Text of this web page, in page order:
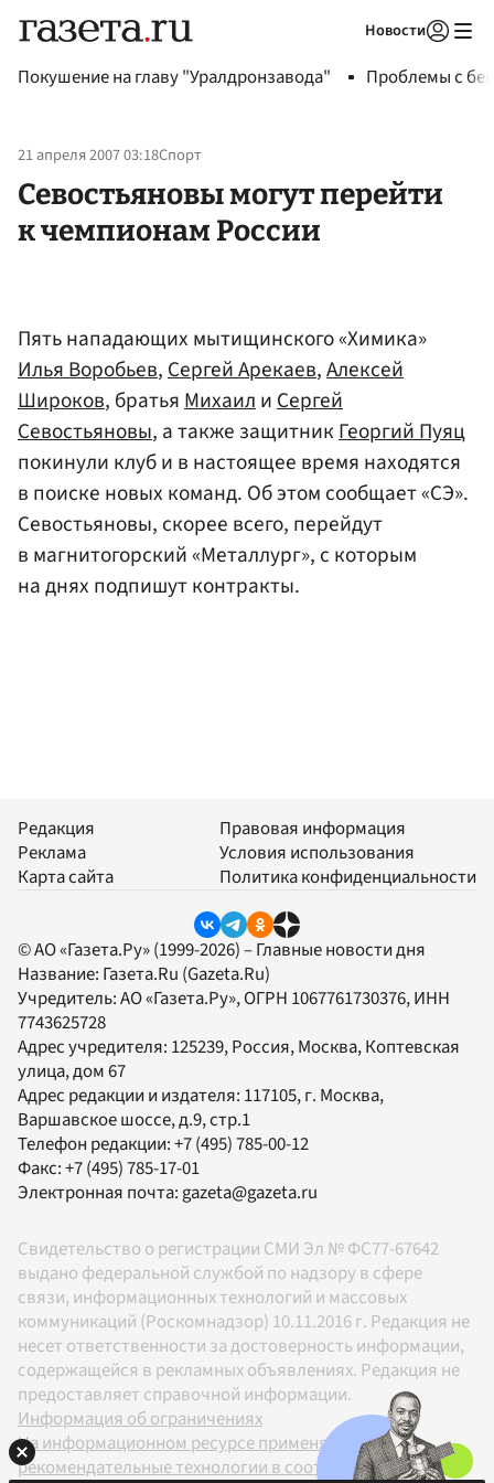
Новости
Покушение на главу "Уралдронзавода" Проблемы с
21 апреля 2007 03:18Спорт
Севостьяновы могут перейти
к чемпионам России
Пять нападающих мытищинского «Химика»
Илья Воробьев,Сергей Арекаев,Алексей
Широков, братьяМихаилиСергей
Севостьяновы, а также защитникГеоргий Пуяц
покинули клуб и в настоящее время находятся
в поиске новых команд. Об этом сообщает «СЭ».
Севостьяновы, скорее всего, перейдут
в магнитогорский «Металлург», с которым
на днях подпишут контракты.
Редакция
Реклама
Карта сайта
Правовая информация
Условия использования
Политика конфиденциальности
© АО «Газета.Ру» (1999-2026) – Главные новости дня
Название: Газета.Ru (Gazeta.Ru)
Учредитель:АО «Газета.Ру», ОГРН 1067761730376, ИНН
7743625728
Адрес учредителя: 125239, Россия, Москва, Коптевская
улица, дом 67
Адрес редакции и издателя: 117105, г. Москва,
Варшавское шоссе, д.9, стр.1
Телефон редакции:+7 (495) 785-00-12
Факс:+7 (495) 785-17-01
Электронная почта:gazeta@gazeta.ru
Свидетельство о регистрации СМИ Эл № ФС77-67642
выдано федеральной службой по надзору в сфере
связи, информационных технологий и массовых
коммуникаций (Роскомнадзор) 10.11.2016 г. Редакция не
несет ответственности за достоверность информации,
содержащейся в рекламных объявлениях. Редакция не
предоставляет справочной информации.
Информация об ограничениях
На информационном ресурсе применяются
рекомендательные технологии в соответствии с